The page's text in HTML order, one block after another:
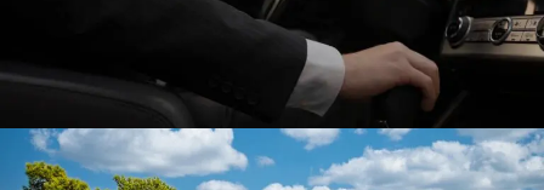
Πως να πας από την Αθήνα στο
νησί της Αίγινας
lvstransfers On February 1, 2024